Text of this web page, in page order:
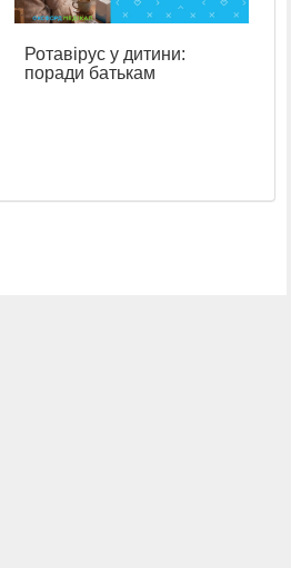
Ротавірус у дитини:
поради батькам